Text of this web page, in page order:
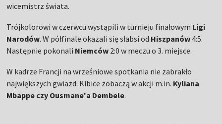
wicemistrz świata.
Trójkolorowi w czerwcu wystąpili w turnieju finałowym Ligi
Narodów. W półfinale okazali się słabsi od Hiszpanów 4:5.
Następnie pokonali Niemców 2:0 w meczu o 3. miejsce.
W kadrze Francji na wrześniowe spotkania nie zabrakło
największych gwiazd. Kibice zobaczą w akcji m.in. Kyliana
Mbappe czy Ousmane'a Dembele.